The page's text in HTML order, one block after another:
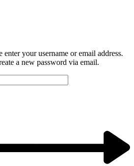
enter your username or email address.
a new password via email.